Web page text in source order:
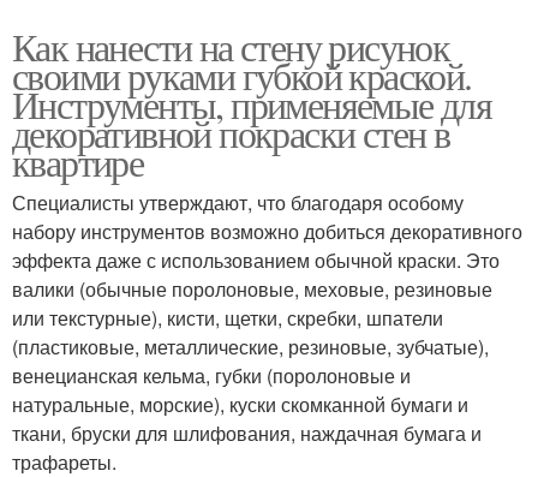
Как нанести на стену рисунок
своими руками губкой краской.
Инструменты, применяемые для
декоративной покраски стен в
квартире
Специалисты утверждают, что благодаря особому
набору инструментов возможно добиться декоративного
эффекта даже с использованием обычной краски. Это
валики (обычные поролоновые, меховые, резиновые
или текстурные), кисти, щетки, скребки, шпатели
(пластиковые, металлические, резиновые, зубчатые),
венецианская кельма, губки (поролоновые и
натуральные, морские), куски скомканной бумаги и
ткани, бруски для шлифования, наждачная бумага и
трафареты.